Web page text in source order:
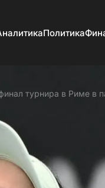
Политика
турнира в Риме в